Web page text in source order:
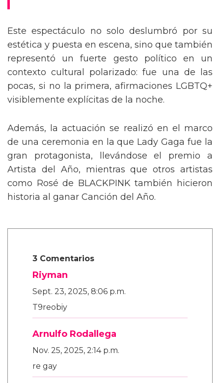
Este espectáculo no solo deslumbró por su
estética y puesta en escena, sino que también
representó un fuerte gesto político en un
contexto cultural polarizado: fue una de las
pocas, si no la primera, afirmaciones LGBTQ+
visiblemente explícitas de la noche.
Además, la actuación se realizó en el marco
de una ceremonia en la que Lady Gaga fue la
gran protagonista, llevándose el premio a
Artista del Año, mientras que otros artistas
como Rosé de BLACKPINK también hicieron
historia al ganar Canción del Año.
3 Comentarios
Riyman
Sept. 23, 2025, 8:06 p.m.
T9reobiy
Arnulfo Rodallega
Nov. 25, 2025, 2:14 p.m.
re gay